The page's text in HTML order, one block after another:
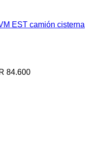
EST camión cisterna
84.600